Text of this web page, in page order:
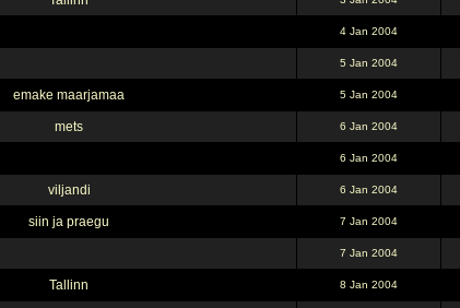
4 Jan 2004
5 Jan 2004
emake maarjamaa 5 Jan 2004
mets 6 Jan 2004
6 Jan 2004
viljandi 6 Jan 2004
siin ja praegu 7 Jan 2004
7 Jan 2004
Tallinn 8 Jan 2004